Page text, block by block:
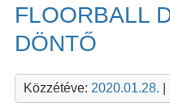
FLOORBALL
DÖNTŐ
Közzétéve: 2020.01.28.